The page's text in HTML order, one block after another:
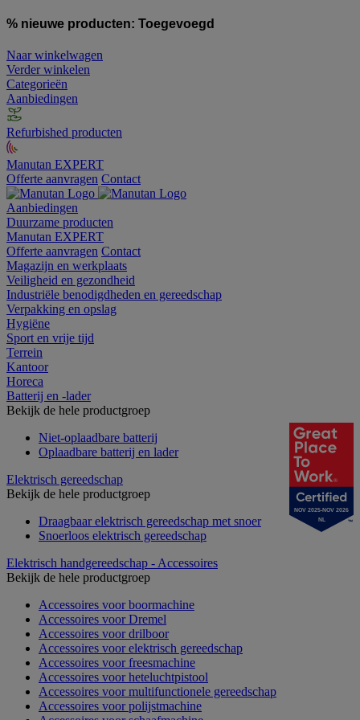
% nieuwe producten: Toegevoegd
Naar winkelwagen
Verder winkelen
Categorieën
Aanbiedingen
Refurbished producten
Manutan EXPERT
Offerte aanvragen Contact
Aanbiedingen
Duurzame producten
Manutan EXPERT
Offerte aanvragen Contact
Magazijn en werkplaats
Veiligheid en gezondheid
Industriële benodigdheden en gereedschap
Verpakking en opslag
Hygiëne
Sport en vrije tijd
Terrein
Kantoor
Horeca
Batterij en -lader
Bekijk de hele productgroep
Niet-oplaadbare batterij
Oplaadbare batterij en lader
Elektrisch gereedschap
Bekijk de hele productgroep
Draagbaar elektrisch gereedschap met snoer
Snoerloos elektrisch gereedschap
Elektrisch handgereedschap - Accessoires
Bekijk de hele productgroep
Accessoires voor boormachine
Accessoires voor Dremel
Accessoires voor drilboor
Accessoires voor elektrisch gereedschap
Accessoires voor freesmachine
Accessoires voor heteluchtpistool
Accessoires voor multifunctionele gereedschap
Accessoires voor polijstmachine
NOV 2025-NOV 2026
NL